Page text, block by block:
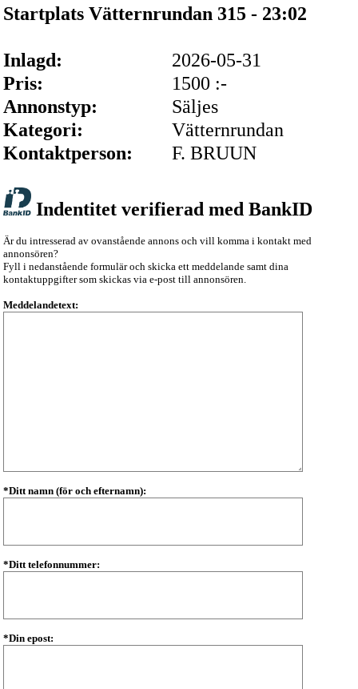
Startplats Vätternrundan 315 - 23:02
Inlagd:
2026-05-31
Pris:
1500 :-
Annonstyp:
Säljes
Kategori:
Vätternrundan
Kontaktperson:
F. BRUUN
Indentitet verifierad med BankID
Är du intresserad av ovanstående annons och vill komma i kontakt med
annonsören?
Fyll i nedanstående formulär och skicka ett meddelande samt dina
kontaktuppgifter som skickas via e-post till annonsören.
Meddelandetext:
*Ditt namn (för och efternamn):
*Ditt telefonnummer:
*Din epost: